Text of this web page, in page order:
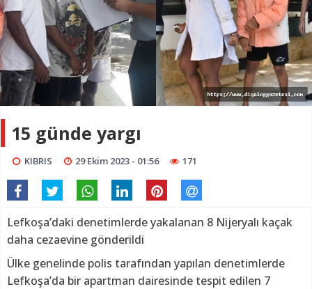
15 günde yargı
KIBRIS 29 Ekim 2023 - 01:56 171
Lefkoşa’daki denetimlerde yakalanan 8 Nijeryalı kaçak
daha cezaevine gönderildi
Ülke genelinde polis tarafından yapılan denetimlerde
Lefkoşa’da bir apartman dairesinde tespit edilen 7